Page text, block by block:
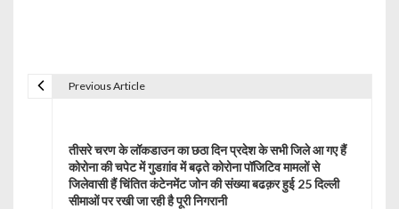
Previous Article
तीसरे चरण के लॉकडाउन का छठा दिन प्रदेश के सभी जिले आ गए हैं
कोरोना की चपेट में गुडग़ांव में बढ़ते कोरोना पॉजिटिव मामलों से
जिलेवासी हैं चिंतित कंटेनमेंट जोन की संख्या बढक़र हुई 25 दिल्ली
सीमाओं पर रखी जा रही है पूरी निगरानी